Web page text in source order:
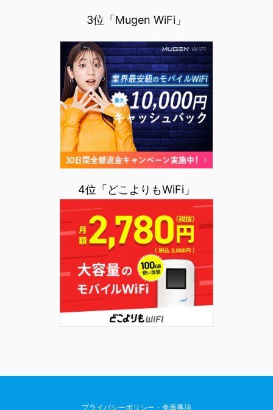
3位「Mugen WiFi」
4位「どこよりもWiFi」
プライバシーポリシー・免責事項